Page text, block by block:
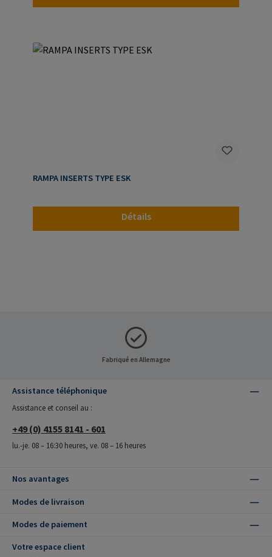
RAMPA INSERTS TYPE ESK
Détails
Fabriqué en Allemagne
Assistance téléphonique
Assistance et conseil au :
+49 (0) 4155 8141 - 601
lu.-je. 08 – 16:30 heures, ve. 08 – 16 heures
Nos avantages
Modes de livraison
Modes de paiement
Votre espace client